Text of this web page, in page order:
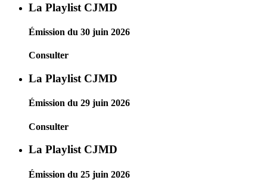
La Playlist CJMD
Émission du 30 juin 2026
Consulter
La Playlist CJMD
Émission du 29 juin 2026
Consulter
La Playlist CJMD
Émission du 25 juin 2026